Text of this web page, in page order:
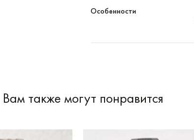
Особенности
Вам также могут понравится